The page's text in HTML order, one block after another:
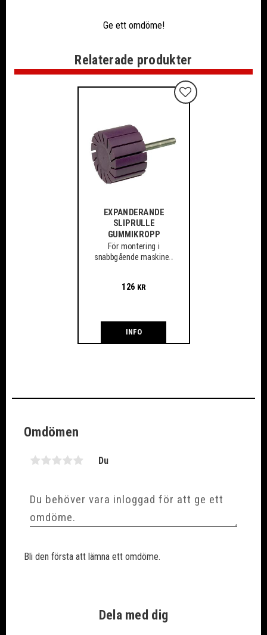
Ge ett omdöme!
Relaterade produkter
EXPANDERANDE
SLIPRULLE
GUMMIKROPP
​För montering i
snabbgående maskiner.
126 KR
Lägg till i favoriter
INFO
Dela med dig
Omdömen
Du
Bli den första att lämna ett omdöme.